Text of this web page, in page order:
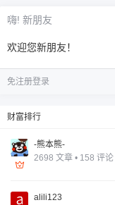
嗨! 新朋友
欢迎您新朋友！
免注册登录
财富排行
-熊本熊-
2698 文章 • 158 评论
alili123